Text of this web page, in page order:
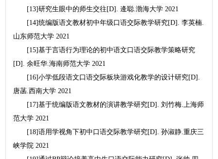
[13]研究生眼中的师生交往[D]. 逄聪.渤海大学 2021
[14]统编版语文教材初中年级口语交际教学研究[D]. 李英楠.
山东师范大学 2021
[15]基于言语行为理论的初中语文口语交际教学策略研究
[D]. 余旺华.海南师范大学 2021
[16]小学低段语文口语交际板块游戏化教学的设计研究[D].
唐菡.西南大学 2021
[17]基于统编版语文教材的演讲教学研究[D]. 刘竹梅.上海师
范大学 2021
[18]语用学视角下初中口语交际教学研究[D]. 孙淑静.重庆三
峡学院 2021